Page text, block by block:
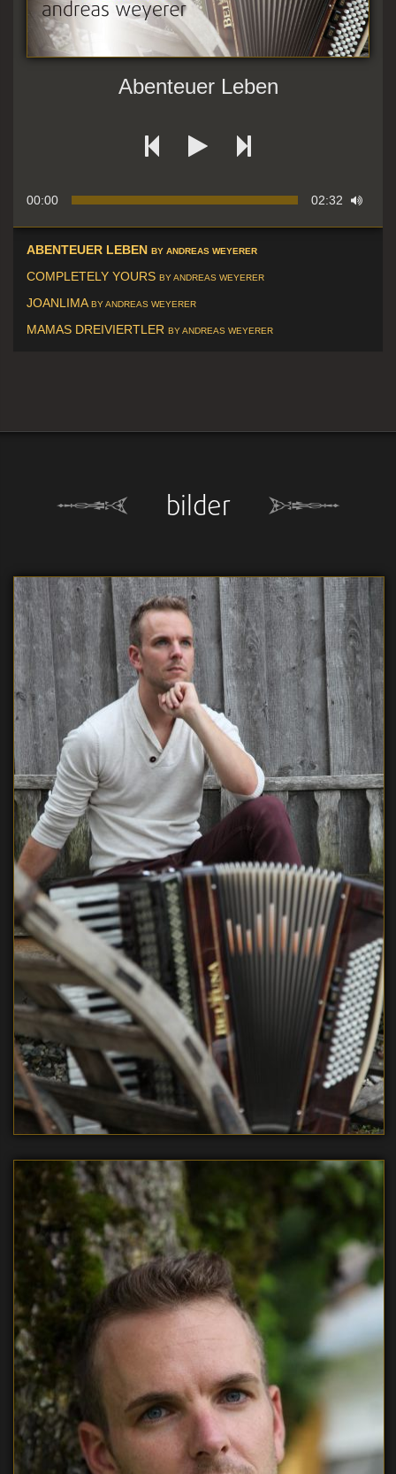
Abenteuer Leben
00:00 02:32
ABENTEUER LEBEN BY ANDREAS WEYERER
COMPLETELY YOURS BY ANDREAS WEYERER
JOANLIMA BY ANDREAS WEYERER
MAMAS DREIVIERTLER BY ANDREAS WEYERER
bilder